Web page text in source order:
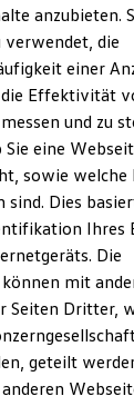
und Lifestyle
Strom
für
für
Ladekabel
der
für
für
unsere
1,83317
wir Sie über
mit Ihrem
Ihnen
in Bezug auf
Daten
anzubieten.
verwendet, die
einer
die Effektivität
und zu
eine
sowie welche
sind. Dies
Ihres
Die
mit
Seiten Dritter,
geteilt